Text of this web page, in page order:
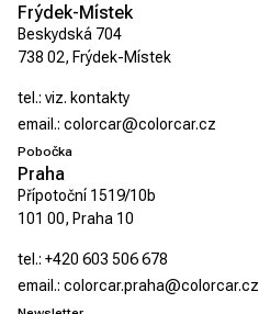
Frýdek-Místek
Beskydská 704
738 02, Frýdek-Místek
tel.: viz. kontakty
email.: colorcar@colorcar.cz
Pobočka
Praha
Přípotoční 1519/10b
101 00, Praha 10
tel.: +420 603 506 678
email.: colorcar.praha@colorcar.cz